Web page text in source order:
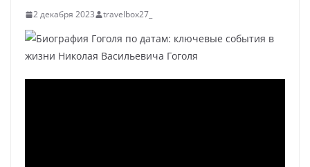
2 декабря 2023 travelbox27_